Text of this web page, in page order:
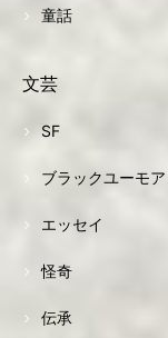
童話
文芸
SF
ブラックユーモア
エッセイ
怪奇
伝承